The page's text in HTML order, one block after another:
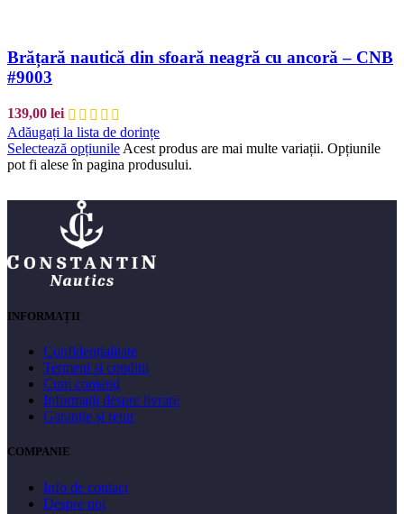
Brățară nautică din sfoară neagră cu ancoră – CNB
#9003
139,00 lei
Adăugați la lista de dorințe
Selectează opțiunile Acest produs are mai multe variații. Opțiunile
pot fi alese în pagina produsului.
INFORMAȚII
Confidențialitate
Termeni si conditii
Cum comand
Informații despre livrare
Garanție și retur
COMPANIE
Info de contact
Despre noi